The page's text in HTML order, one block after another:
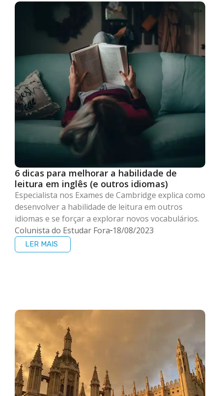
6 dicas para melhorar a habilidade de
leitura em inglês (e outros idiomas)
Especialista nos Exames de Cambridge explica como
desenvolver a habilidade de leitura em outros
idiomas e se forçar a explorar novos vocabulários.
Colunista do Estudar Fora 18/08/2023
LER MAIS